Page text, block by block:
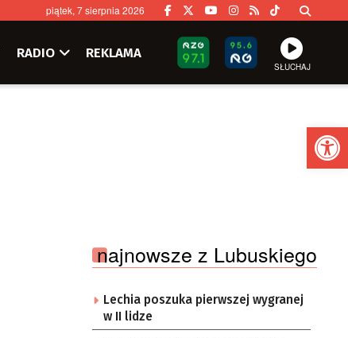
piątek, 7 sierpnia 2026
RADIO REKLAMA
SŁUCHAJ
najnowsze z Lubuskiego
Lechia poszuka pierwszej wygranej
w II lidze